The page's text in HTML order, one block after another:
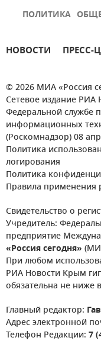
ПОЛИТИКА
НОВОСТИ ПРЕСС-
© 2026 МИА «Россия
Сетевое издание РИА
Федеральной службе
информационных
(Роскомнадзор) 08
Политика
логирования
Политика
Правила применения
Свидетельство о
Учредитель:
предприятие
«Россия сегодня»
При любом
РИА Новости Крым
обязательна не ниже
Главный редактор:
Адрес электронной
Телефон Редакции: 7